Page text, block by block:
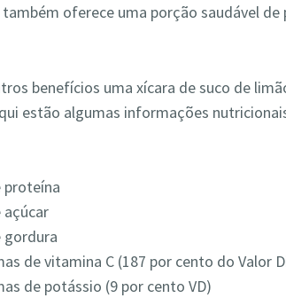
oferece uma porção saudável
benefícios uma xícara de suco de
estão algumas informações
proteína
açúcar
gordura
de vitamina C (187 por cento do Valor
de potássio (9 por cento VD)